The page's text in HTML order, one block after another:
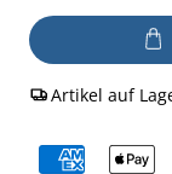
Anzahl
Artikel auf